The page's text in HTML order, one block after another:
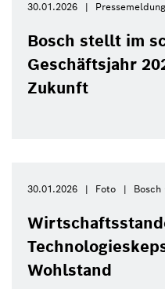
30.01.2026 Pressemeldung
Bosch stellt im
Geschäftsjahr
Zukunft
30.01.2026 Foto Bosch
Wohlstand